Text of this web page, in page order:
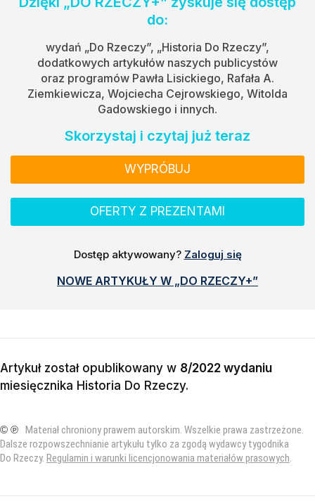
do:
wydań „Do Rzeczy”, „Historia Do Rzeczy”,
dodatkowych artykułów naszych publicystów
oraz programów Pawła Lisickiego, Rafała A.
Ziemkiewicza, Wojciecha Cejrowskiego, Witolda
Gadowskiego i innych.
Skorzystaj i czytaj już teraz
WYPRÓBUJ
OFERTY Z PREZENTAMI
Dostęp aktywowany? Zaloguj się
NOWE ARTYKUŁY W „DO RZECZY+”
Artykuł został opublikowany w 8/2022 wydaniu
miesięcznika Historia Do Rzeczy.
© ℗ Materiał chroniony prawem autorskim. Wszelkie prawa zastrzeżone.
Dalsze rozpowszechnianie artykułu tylko za zgodą wydawcy tygodnika
Do Rzeczy. Regulamin i warunki licencjonowania materiałów prasowych.